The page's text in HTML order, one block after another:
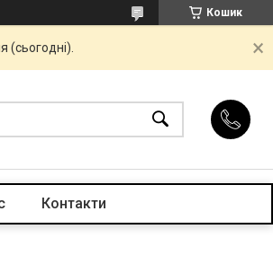
Кошик
(сьогодні).
Контакти